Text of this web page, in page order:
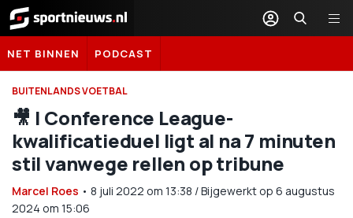
Sportnieuws.nl
NET BINNEN PODCAST
BUITENLANDS VOETBAL
🎥​ | Conference League-
kwalificatieduel ligt al na 7 minuten
stil vanwege rellen op tribune
Marcel Roes • 8 juli 2022 om 13:38 /Bijgewerkt op 6 augustus
2024 om 15:06